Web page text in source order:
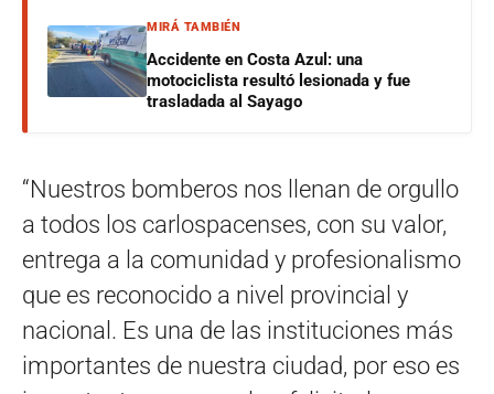
MIRÁ TAMBIÉN
Accidente en Costa Azul: una
motociclista resultó lesionada y fue
trasladada al Sayago
“Nuestros bomberos nos llenan de orgullo
a todos los carlospacenses, con su valor,
entrega a la comunidad y profesionalismo
que es reconocido a nivel provincial y
nacional. Es una de las instituciones más
importantes de nuestra ciudad, por eso es